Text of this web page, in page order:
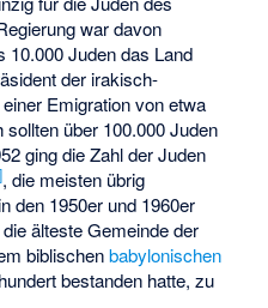
war davon
10.000 Juden das Land
der irakisch-
Emigration von etwa
über 100.000 Juden
ging die Zahl der Juden
], die meisten übrig
den 1950er und 1960er
älteste Gemeinde der
biblischenbabylonischen
bestanden hatte, zu